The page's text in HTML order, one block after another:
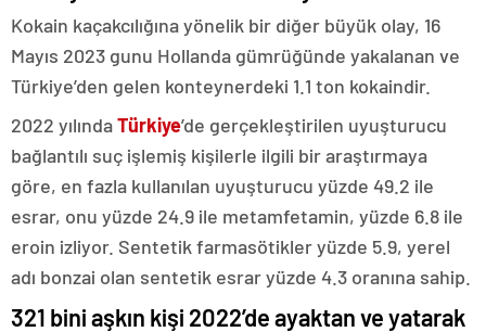
Kokain kaçakcılığına yönelik bir diğer büyük olay, 16
Mayıs 2023 gunu Hollanda gümrüğünde yakalanan ve
Türkiye’den gelen konteynerdeki 1.1 ton kokaindir.
2022 yılındaTürkiye’de gerçekleştirilen uyuşturucu
bağlantılı suç işlemiş kişilerle ilgili bir araştırmaya
göre, en fazla kullanılan uyuşturucu yüzde 49.2 ile
esrar, onu yüzde 24.9 ile metamfetamin, yüzde 6.8 ile
eroin izliyor. Sentetik farmasötikler yüzde 5.9, yerel
adı bonzai olan sentetik esrar yüzde 4.3 oranına sahip.
321 bini aşkın kişi 2022’de ayaktan ve yatarak